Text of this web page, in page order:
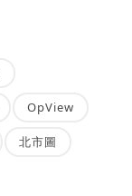
OpView
北市圖